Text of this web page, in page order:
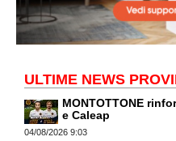
ULTIME NEWS
MONTOTTONE
e Caleap
04/08/2026 9:03